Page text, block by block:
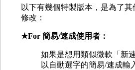
以下有幾個特製版本，是為了
修改：
★For 簡易/速成使用者 ：
如果是想用類似微軟「新
以自動選字的簡易/速成輸